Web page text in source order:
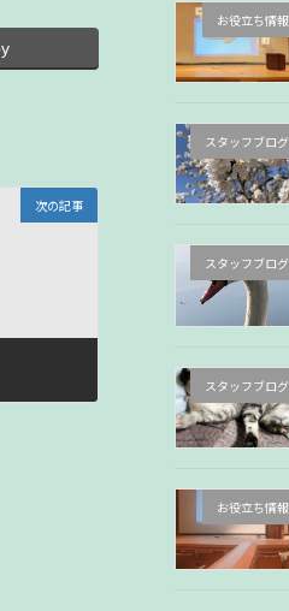
次の記事
お役立ち情報
スタッフブログ
スタッフブログ
スタッフブログ
お役立ち情報